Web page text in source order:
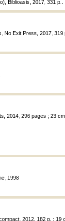
Biblioasis, 2017, 331 p..
No Exit Press, 2017, 319
2014, 296 pages ; 23 cm.
1998
2012, 182 p. ; 19